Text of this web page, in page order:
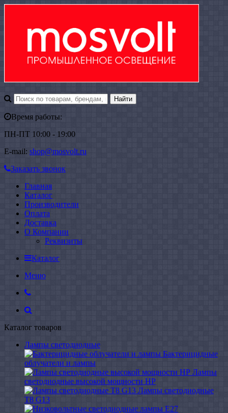
Время работы:
ПН-ПТ 10:00 - 19:00
E-mail: shop@mosvolt.ru
Заказать звонок
Главная
Каталог
Производители
Оплата
Доставка
О Компании
Реквизиты
Каталог
Меню
Каталог товаров
Лампы светодиодные
Бактерицидные
облучатели и лампы
Лампы
светодиодные высокой мощности HP
Лампы светодиодные
Т8 G13